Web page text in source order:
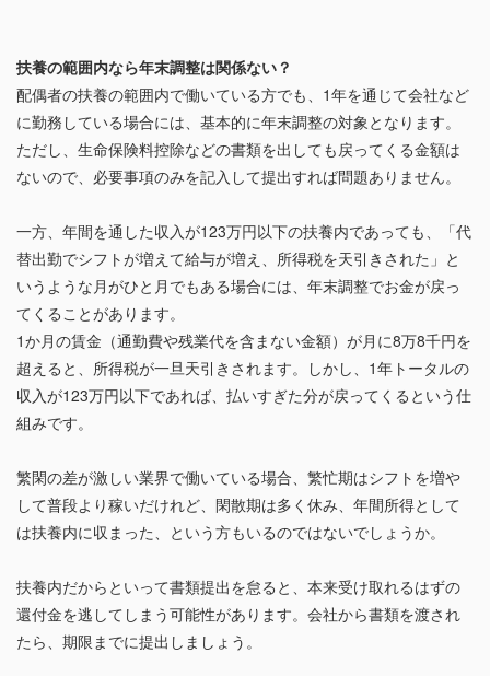
扶養の範囲内なら年末調整は関係ない？
配偶者の扶養の範囲内で働いている方でも、1年を通じて会社など
に勤務している場合には、基本的に年末調整の対象となります。
ただし、生命保険料控除などの書類を出しても戻ってくる金額は
ないので、必要事項のみを記入して提出すれば問題ありません。
一方、年間を通した収入が123万円以下の扶養内であっても、「代
替出勤でシフトが増えて給与が増え、所得税を天引きされた」と
いうような月がひと月でもある場合には、年末調整でお金が戻っ
てくることがあります。
1か月の賃金（通勤費や残業代を含まない金額）が月に8万8千円を
超えると、所得税が一旦天引きされます。しかし、1年トータルの
収入が123万円以下であれば、払いすぎた分が戻ってくるという仕
組みです。
繁閑の差が激しい業界で働いている場合、繁忙期はシフトを増や
して普段より稼いだけれど、閑散期は多く休み、年間所得として
は扶養内に収まった、という方もいるのではないでしょうか。
扶養内だからといって書類提出を怠ると、本来受け取れるはずの
還付金を逃してしまう可能性があります。会社から書類を渡され
たら、期限までに提出しましょう。